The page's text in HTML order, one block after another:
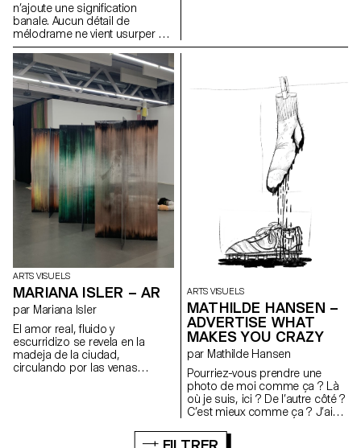
n’ajoute une signification
banale. Aucun détail de
mélodrame ne vient usurper un
rôle facile. Il a suffi au peintre
d’interpréter en son style sobre
et magistral l’énergie des
figures, leur expression, leurs
attitudes et leurs gestes.
quatre planches ont été
ordure et la majorité du matériel
que j’utilise était destiné à être
jeté. Pour mon installation, mes
peintures sont accrochées au
mur, ne révélant que quatre des
ARTS VISUELS
MARIANA ISLER – AR
par Mariana Isler
El amor real, fluido y
escurridizo se revela en la
madeja de la ciudad,
circulando por las venas
ARTS VISUELS
MATHILDE HANSEN –
ADVERTISE WHAT
MAKES YOU CRAZY
par Mathilde Hansen
Pourriez-vous prendre une
photo de moi comme ça ? Là
où je suis, ici ? De l’autre côté ?
C’est mieux comme ça ? J’ai
plus souriante ? Plus sérieuse,